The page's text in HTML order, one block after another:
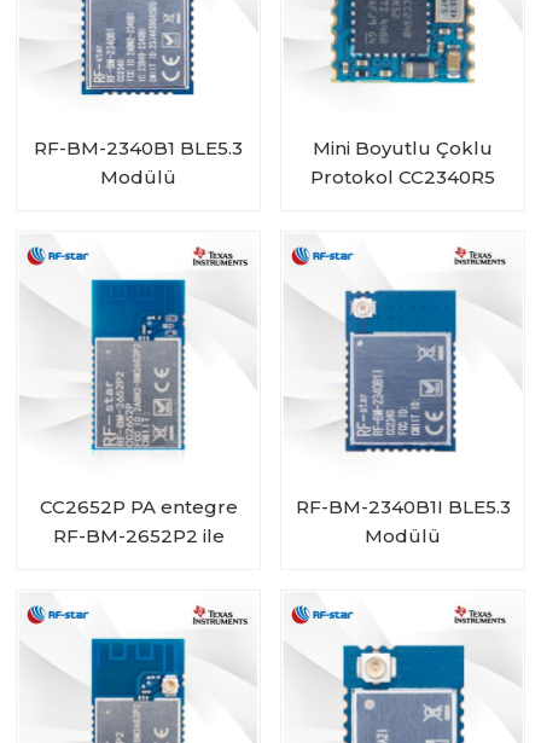
RF-BM-2340B1 BLE5.3
Modülü
Mini Boyutlu Çoklu
Protokol CC2340R5
CC2652P PA entegre
RF-BM-2652P2 ile
RF-BM-2340B1I BLE5.3
Modülü